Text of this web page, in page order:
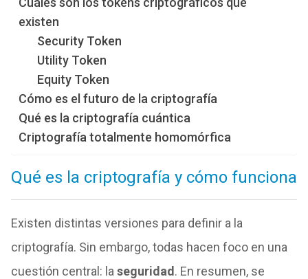
existen
Security Token
Utility Token
Equity Token
Cómo es el futuro de la criptografía
Qué es la criptografía cuántica
Criptografía totalmente homomórfica
Qué es la criptografía y cómo funciona
Existen distintas versiones para definir a la
criptografía. Sin embargo, todas hacen foco en una
cuestión central: la seguridad . En resumen, se